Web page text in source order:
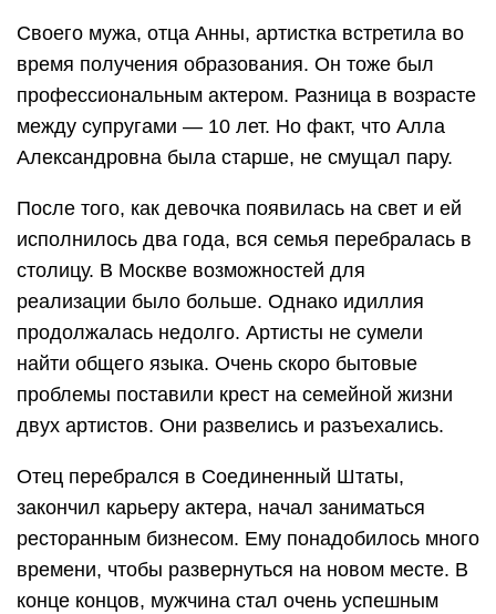
Своего мужа, отца Анны, артистка встретила во
время получения образования. Он тоже был
профессиональным актером. Разница в возрасте
между супругами — 10 лет. Но факт, что Алла
Александровна была старше, не смущал пару.
После того, как девочка появилась на свет и ей
исполнилось два года, вся семья перебралась в
столицу. В Москве возможностей для
реализации было больше. Однако идиллия
продолжалась недолго. Артисты не сумели
найти общего языка. Очень скоро бытовые
проблемы поставили крест на семейной жизни
двух артистов. Они развелись и разъехались.
Отец перебрался в Соединенный Штаты,
закончил карьеру актера, начал заниматься
ресторанным бизнесом. Ему понадобилось много
времени, чтобы развернуться на новом месте. В
конце концов, мужчина стал очень успешным